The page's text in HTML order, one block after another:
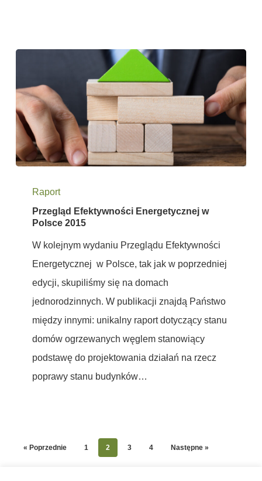
Efektywności
Energetycznej
Polsce
2015
Raport
Przegląd Efektywności Energetycznej w
Polsce 2015
W kolejnym wydaniu Przeglądu Efektywności
Energetycznej w Polsce, tak jak w poprzedniej
edycji, skupiliśmy się na domach
jednorodzinnych. W publikacji znajdą Państwo
między innymi: unikalny raport dotyczący stanu
domów ogrzewanych węglem stanowiący
podstawę do projektowania działań na rzecz
poprawy stanu budynków…
« Poprzednie 1 2 3 4 Następne »